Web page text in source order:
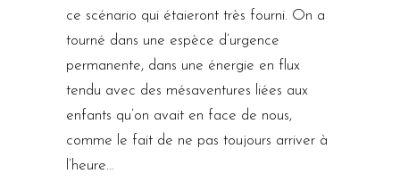
ce scénario qui étaieront très fourni. On a
tourné dans une espèce d’urgence
permanente, dans une énergie en flux
tendu avec des mésaventures liées aux
enfants qu’on avait en face de nous,
comme le fait de ne pas toujours arriver à
l’heure…